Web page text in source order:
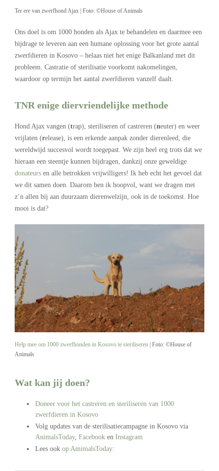
Ter ere van zwerfhond Ajax | Foto: ©House of Animals
Ons doel is om 1000 honden als Ajax te behandelen en daarmee een
bijdrage te leveren aan een humane oplossing voor het grote aantal
zwerfdieren in Kosovo – helaas niet het enige Balkanland met dit
probleem. Castratie of sterilisatie voorkomt nakomelingen,
waardoor op termijn het aantal zwerfdieren vanzelf daalt.
TNR enige diervriendelijke methode
Hond Ajax vangen (trap), steriliseren of castreren (neuter) en weer
vrijlaten (release), is een erkende aanpak zonder dierenleed, die
wereldwijd succesvol wordt toegepast. We zijn heel erg trots dat we
hieraan een steentje kunnen bijdragen, dankzij onze geweldige
donateurs en alle betrokken vrijwilligers! Ik heb echt het gevoel dat
we dit samen doen. Daarom ben ik hoopvol, want we dragen met
z’n allen bij aan duurzaam dierenwelzijn, ook in de toekomst. Hoe
mooi is dat?
Help mee om 1000 zwerfhonden in Kosovo te steriliseren | Foto: ©House of
Animals
Wat kan jij doen?
Doneer voor het castreren en steriliseren van 1000
zwerfdieren in Kosovo
Volg updates van de sterilisatiecampagne in Kosovo via
AnimalsToday, Facebook en Instagram
Lees ook op AmimalsToday: